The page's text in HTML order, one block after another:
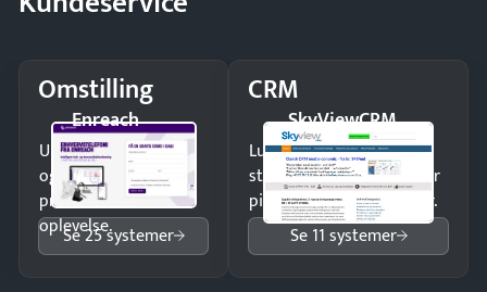
Omstilling
Enreach
Undgå tabte opkald
og giv kunderne en
professionel
oplevelse.
Se 25 systemer
CRM
SkyViewCRM
Luk flere salg med et
struktureret overblik over
pipeline og opfølgninger.
Se 11 systemer